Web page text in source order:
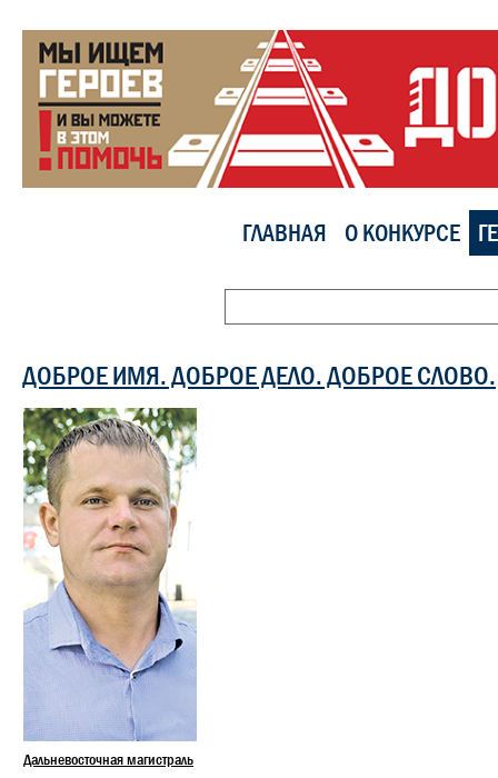
ГЛАВНАЯ О КОНКУРСЕ
ДОБРОЕ ИМЯ. ДОБРОЕ ДЕЛО. ДОБРОЕ СЛОВО.
Дальневосточная магистраль